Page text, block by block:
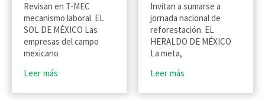
Revisan en T-MEC
mecanismo laboral. EL
SOL DE MÉXICO Las
empresas del campo
mexicano
Leer más
Invitan a sumarse a
jornada nacional de
reforestación. EL
HERALDO DE MÉXICO
La meta,
Leer más